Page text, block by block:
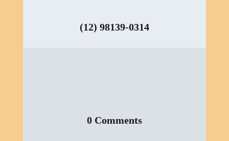
(12) 98139-0314
0 Comments